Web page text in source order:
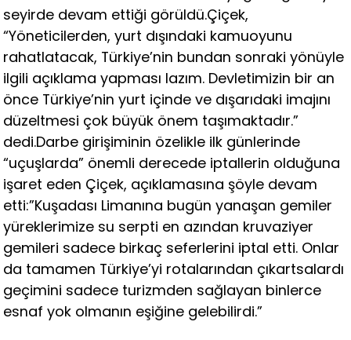
seyirde devam ettiği görüldü.Çiçek,
“Yöneticilerden, yurt dışındaki kamuoyunu
rahatlatacak, Türkiye’nin bundan sonraki yönüyle
ilgili açıklama yapması lazım. Devletimizin bir an
önce Türkiye’nin yurt içinde ve dışarıdaki imajını
düzeltmesi çok büyük önem taşımaktadır.”
dedi.Darbe girişiminin özelikle ilk günlerinde
“uçuşlarda” önemli derecede iptallerin olduğuna
işaret eden Çiçek, açıklamasına şöyle devam
etti:”Kuşadası Limanına bugün yanaşan gemiler
yüreklerimize su serpti en azından kruvaziyer
gemileri sadece birkaç seferlerini iptal etti. Onlar
da tamamen Türkiye’yi rotalarından çıkartsalardı
geçimini sadece turizmden sağlayan binlerce
esnaf yok olmanın eşiğine gelebilirdi.”